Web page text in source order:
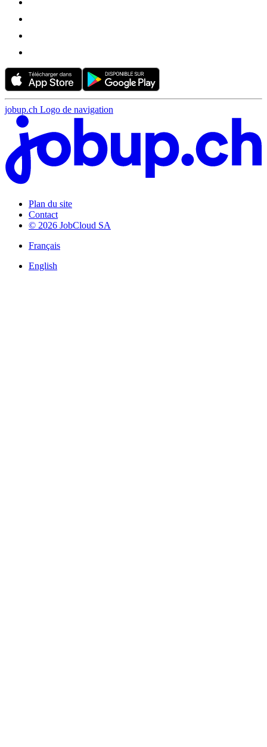
jobup.ch Logo de navigation
Plan du site
Contact
© 2026 JobCloud SA
Français
English